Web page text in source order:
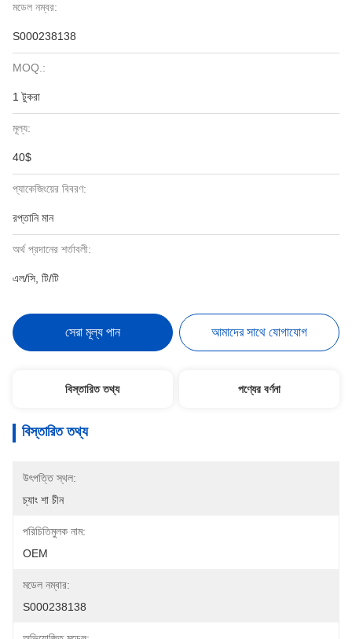
মডেল নম্বর:
S000238138
MOQ.:
1 টুকরা
মূল্য:
40$
প্যাকেজিংয়ের বিবরণ:
রপ্তানি মান
অর্থ প্রদানের শর্তাবলী:
এল/সি, টি/টি
সেরা মূল্য পান আমাদের সাথে যোগাযোগ
বিস্তারিত তথ্য পণ্যের বর্ণনা
বিস্তারিত তথ্য
উৎপত্তি স্থল:
চ্যাং শা চীন
পরিচিতিমুলক নাম:
OEM
মডেল নম্বার:
S000238138